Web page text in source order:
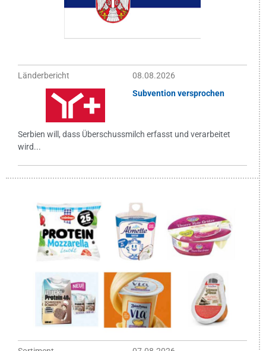
Länderbericht
08.08.2026
Subvention versprochen
Serbien will, dass Überschussmilch erfasst und verarbeitet
wird...